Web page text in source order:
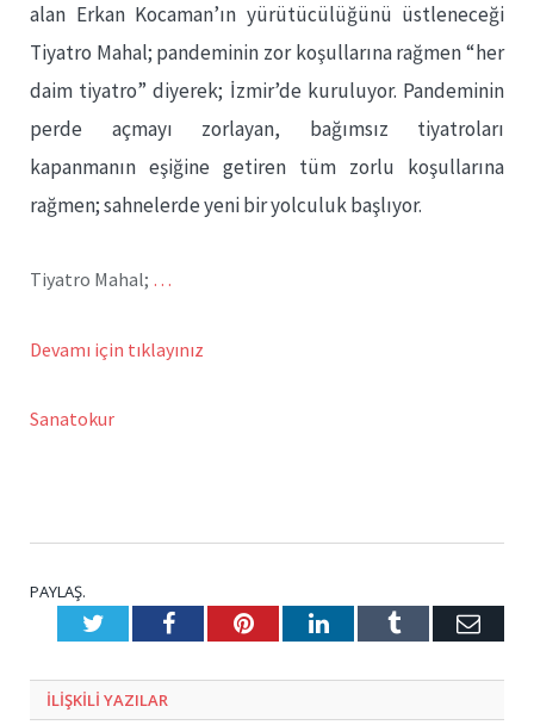
alan Erkan Kocaman’ın yürütücülüğünü üstleneceği
Tiyatro Mahal; pandeminin zor koşullarına rağmen “her
daim tiyatro” diyerek; İzmir’de kuruluyor. Pandeminin
perde açmayı zorlayan, bağımsız tiyatroları
kapanmanın eşiğine getiren tüm zorlu koşullarına
rağmen; sahnelerde yeni bir yolculuk başlıyor.
Tiyatro Mahal; …
Devamı için tıklayınız
Sanatokur
PAYLAŞ.
TwitterFacebookPinterestLinkedInTumblr E-
ILIŞKILI YAZILAR